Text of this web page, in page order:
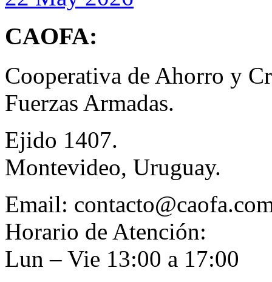
CAOFA:
Cooperativa de Ahorro y
Fuerzas Armadas.
Ejido 1407.
Montevideo, Uruguay.
Email:
Horario de Atención:
Lun – Vie 13:00 a 17:00